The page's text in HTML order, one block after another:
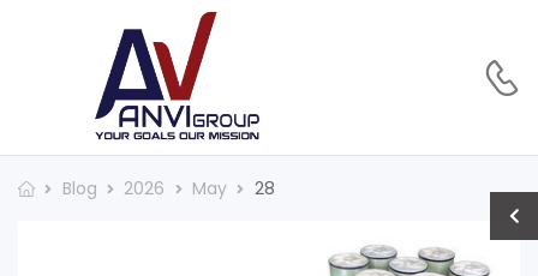
Blog 2026 May 28